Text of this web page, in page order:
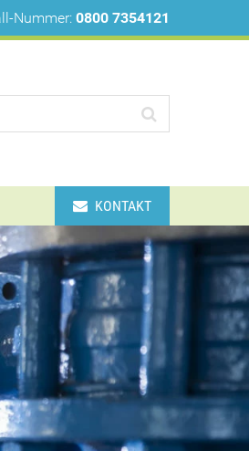
Nummer: 0800 7354121
KONTAKT